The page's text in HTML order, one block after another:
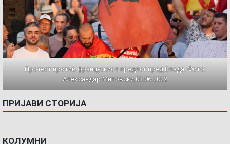
Протест против францускиот предлог пред Влада. Фото:
Александар Митовски,03.06.2022
ПРИЈАВИ СТОРИЈА
КОЛУМНИ